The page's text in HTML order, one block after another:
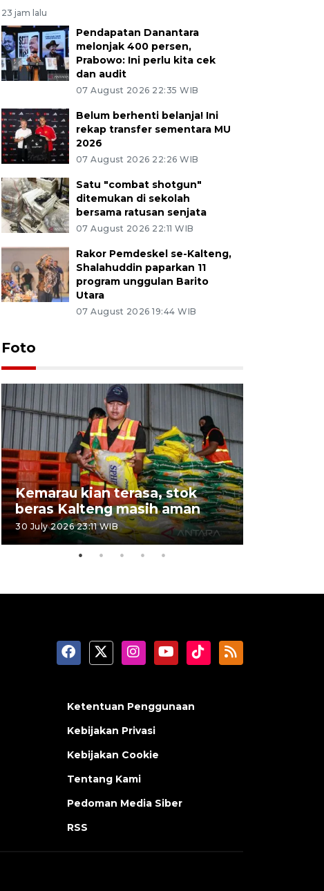
23 jam lalu
Pendapatan Danantara
melonjak 400 persen,
Prabowo: Ini perlu kita cek
dan audit
07 August 2026 22:35 WIB
Belum berhenti belanja! Ini
rekap transfer sementara MU
2026
07 August 2026 22:26 WIB
Satu "combat shotgun"
ditemukan di sekolah
bersama ratusan senjata
07 August 2026 22:11 WIB
Rakor Pemdeskel se-Kalteng,
Shalahuddin paparkan 11
program unggulan Barito
Utara
07 August 2026 19:44 WIB
Foto
Kemarau kian terasa, stok
beras Kalteng masih aman
30 July 2026 23:11 WIB
Ketentuan Penggunaan
Kebijakan Privasi
Kebijakan Cookie
Tentang Kami
Pedoman Media Siber
RSS